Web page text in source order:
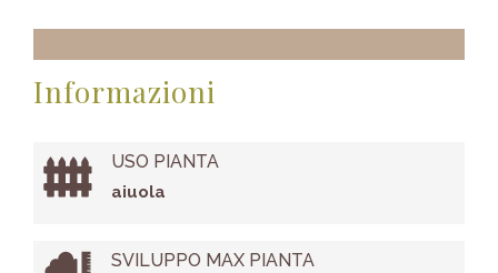
Informazioni
USO PIANTA
aiuola
SVILUPPO MAX PIANTA